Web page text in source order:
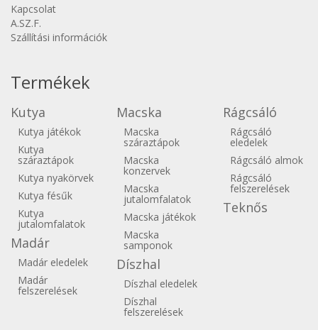
Kapcsolat
A.SZ.F.
Szállítási információk
Termékek
Kutya
Kutya játékok
Kutya
száraztápok
Kutya nyakörvek
Kutya fésűk
Kutya
jutalomfalatok
Madár
Madár eledelek
Madár
felszerelések
Macska
Macska
száraztápok
Macska
konzervek
Macska
jutalomfalatok
Macska játékok
Macska
samponok
Díszhal
Díszhal eledelek
Díszhal
felszerelések
Rágcsáló
Rágcsáló
eledelek
Rágcsáló almok
Rágcsáló
felszerelések
Teknős